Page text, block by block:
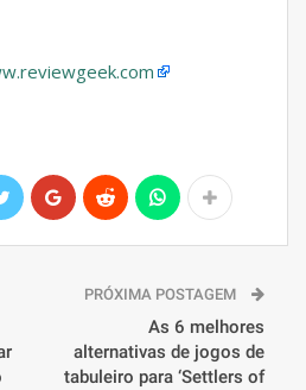
PRÓXIMA POSTAGEM
As 6 melhores
alternativas de jogos de
tabuleiro para ‘Settlers of